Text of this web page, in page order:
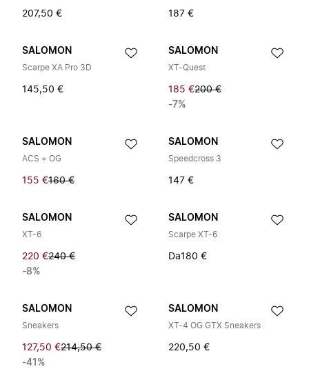
207,50 € 187 €
SALOMON
Scarpe XA Pro 3D
145,50 €
SALOMON
XT-Quest
185 €200 €
-7%
SALOMON
ACS + OG
155 €160 €
SALOMON
Speedcross 3
147 €
SALOMON
XT-6
220 €240 €
-8%
SALOMON
Scarpe XT-6
Da180 €
SALOMON
Sneakers
127,50 €214,50 €
-41%
SALOMON
XT-4 OG GTX Sneakers
220,50 €